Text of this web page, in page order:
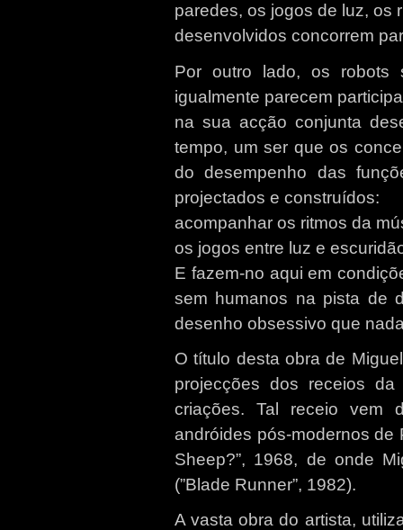
paredes, os jogos de luz, os
desenvolvidos concorrem
Por outro lado, os
igualmente parecem
na sua acção conjunta
tempo, um ser que os
do desempenho das
projectados e construídos:
acompanhar os ritmos da
os jogos entre luz e
E fazem-no aqui em
sem humanos na pista de
desenho obsessivo que
O título desta obra de
projecções dos receios
criações. Tal receio vem
andróides pós-modernos de
Sheep?”, 1968, de onde
(”Blade Runner”, 1982).
A vasta obra do artista,